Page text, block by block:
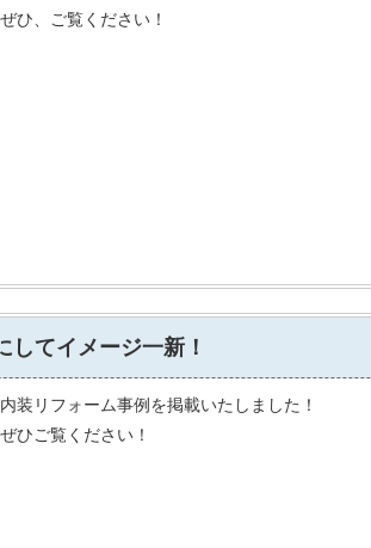
ぜひ、ご覧ください！
してイメージ一新！
内装リフォーム事例を掲載いたしました！
ぜひご覧ください！